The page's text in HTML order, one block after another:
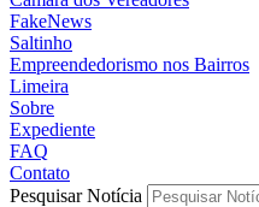
FakeNews
Saltinho
Empreendedorismo nos Bairros
Limeira
Sobre
Expediente
FAQ
Contato
Pesquisar Notícia